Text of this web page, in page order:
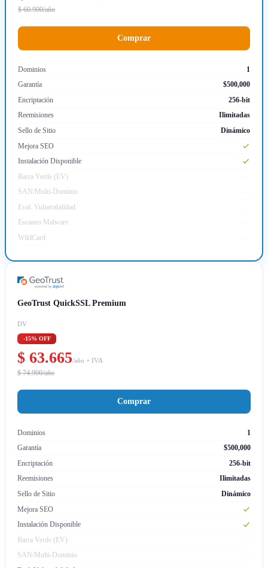
$ 60.900/año
Comprar
Dominios
1
Garantía
$500,000
Encriptación
256-bit
Reemisiones
Ilimitadas
Sello de Sitio
Dinámico
Mejora SEO
Instalación Disponible
Barra Verde (EV)
SAN/Multi-Dominio
Eval. Vulnerabilidad
Escaneo Malware
WildCard
GeoTrust QuickSSL Premium
DV
-15% OFF
$ 63.665/año + IVA
$ 74.900/año
Comprar
Dominios
1
Garantía
$500,000
Encriptación
256-bit
Reemisiones
Ilimitadas
Sello de Sitio
Dinámico
Mejora SEO
Instalación Disponible
Barra Verde (EV)
SAN/Multi-Dominio